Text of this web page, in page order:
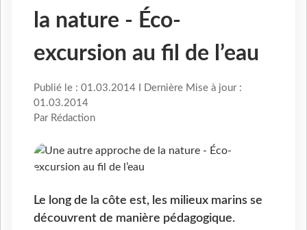
la nature - Éco-
excursion au fil de l’eau
Publié le : 01.03.2014 I Dernière Mise à jour :
01.03.2014
Par Rédaction
Le long de la côte est, les milieux marins se
découvrent de manière pédagogique.